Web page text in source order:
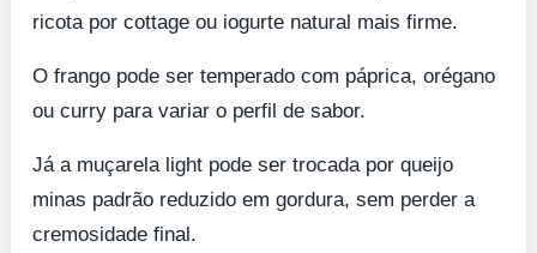
ricota por cottage ou iogurte natural mais firme.
O frango pode ser temperado com páprica, orégano
ou curry para variar o perfil de sabor.
Já a muçarela light pode ser trocada por queijo
minas padrão reduzido em gordura, sem perder a
cremosidade final.